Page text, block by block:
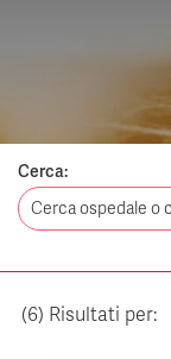
CHI SIAMO
Cerca:
(6) Risultati per: